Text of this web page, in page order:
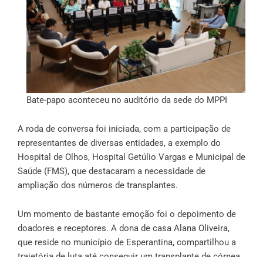
Bate-papo aconteceu no auditório da sede do MPPI
A roda de conversa foi iniciada, com a participação de
representantes de diversas entidades, a exemplo do
Hospital de Olhos, Hospital Getúlio Vargas e Municipal de
Saúde (FMS), que destacaram a necessidade de
ampliação dos números de transplantes.
Um momento de bastante emoção foi o depoimento de
doadores e receptores. A dona de casa Alana Oliveira,
que reside no município de Esperantina, compartilhou a